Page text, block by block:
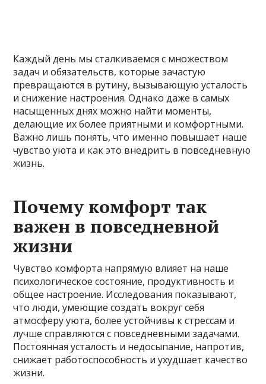
Каждый день мы сталкиваемся с множеством
задач и обязательств, которые зачастую
превращаются в рутину, вызывающую усталость
и снижение настроения. Однако даже в самых
насыщенных днях можно найти моменты,
делающие их более приятными и комфортными.
Важно лишь понять, что именно повышает наше
чувство уюта и как это внедрить в повседневную
жизнь.
Почему комфорт так
важен в повседневной
жизни
Чувство комфорта напрямую влияет на наше
психологическое состояние, продуктивность и
общее настроение. Исследования показывают,
что люди, умеющие создать вокруг себя
атмосферу уюта, более устойчивы к стрессам и
лучше справляются с повседневными задачами.
Постоянная усталость и недосыпание, напротив,
снижает работоспособность и ухудшает качество
жизни.